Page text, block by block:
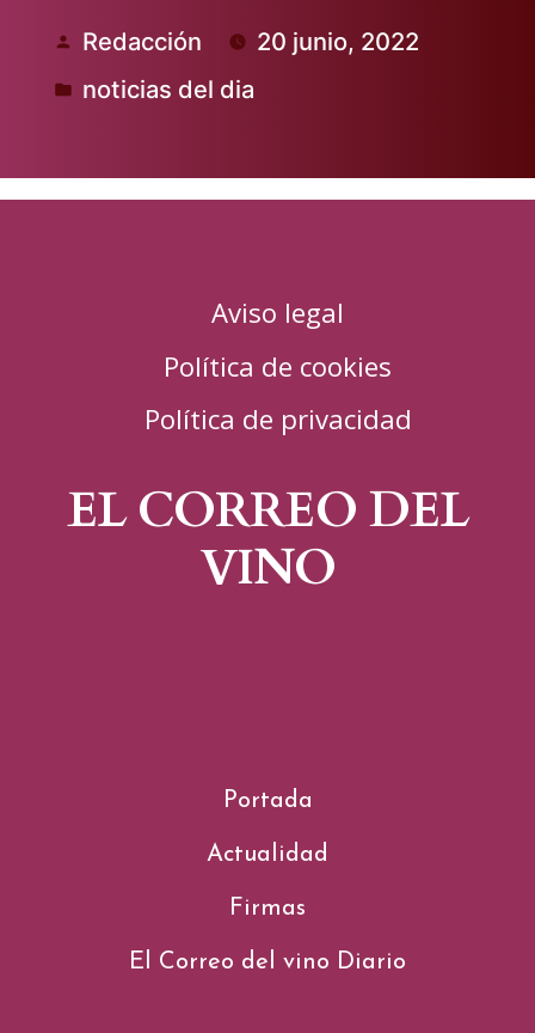
Publicado
por
Redacción 20 junio, 2022
Publicado
noticias del dia
Aviso legal
Política de cookies
Política de privacidad
EL CORREO DEL
VINO
Portada
Actualidad
Firmas
El Correo del vino Diario